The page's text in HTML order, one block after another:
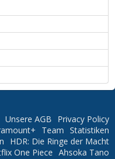
Privacy Policy
Unsere AGB
Statistiken
Team
HDR: Die Ringe der Macht
Ahsoka Tano
One Piece